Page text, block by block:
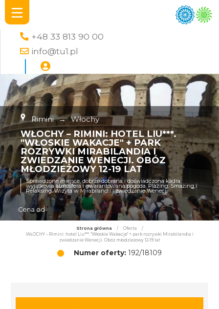
+48 33 813 90 00
info@tu1.pl
Rimini → Włochy
WŁOCHY – RIMINI: HOTEL LIU***.
"WŁOSKIE WAKACJE" + PARK
ROZRYWKI MIRABILANDIA I
ZWIEDZANIE WENECJI. OBÓZ
MŁODZIEŻOWY 12-19 LAT
Sprawdzone miejsce, dobrze dobrana i doświadczona kadra,
wyjątkowa atmosfera i gwarantowana pogoda. Plażing, Smażing i
Relaksing. Wizyta w Mirabilandii i zwiedzanie Wenecji
Cena od
Strona główna / Oferta
/
WŁOCHY – Rimini: hotel Liu***. "Włoskie Wakacje" + park rozrywki Mirabilandia i
zwiedzanie Wenecji. Obóz młodzieżowy 12-19 lat
Numer oferty: 192/18109